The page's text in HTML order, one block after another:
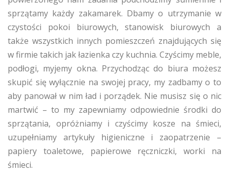
sprzątamy każdy zakamarek. Dbamy o utrzymanie w
czystości pokoi biurowych, stanowisk biurowych a
także wszystkich innych pomieszczeń znajdujących się
w firmie takich jak łazienka czy kuchnia. Czyścimy meble,
podłogi, myjemy okna. Przychodząc do biura możesz
skupić się wyłącznie na swojej pracy, my zadbamy o to
aby panował w nim ład i porządek. Nie musisz się o nic
martwić – to my zapewniamy odpowiednie środki do
sprzątania, opróżniamy i czyścimy kosze na śmieci,
uzupełniamy artykuły higieniczne i zaopatrzenie –
papiery toaletowe, papierowe ręczniczki, worki na
śmieci.